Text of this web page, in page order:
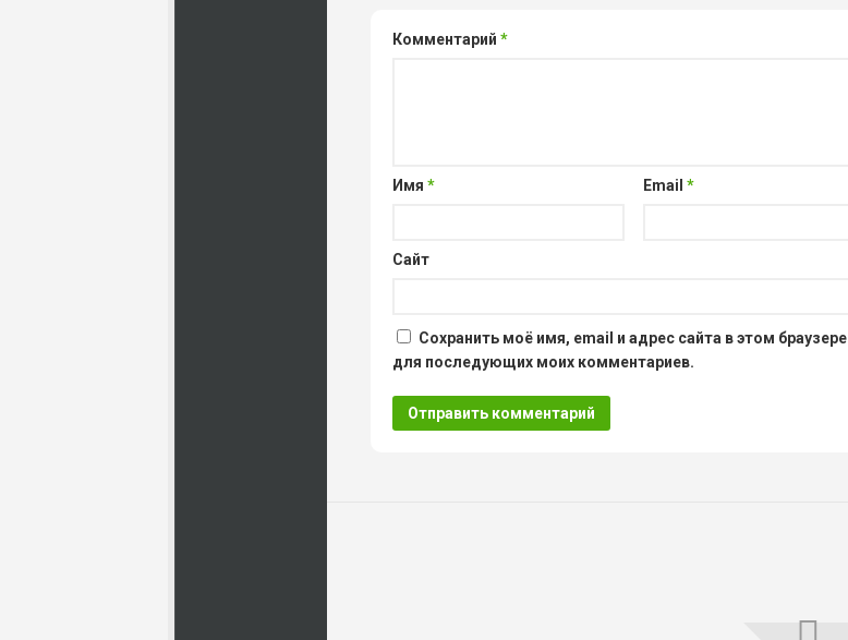
Комментарий *
Имя * Email*
Сайт
Сохранить моё имя, email и адрес сайта в этом браузере
для последующих моих комментариев.